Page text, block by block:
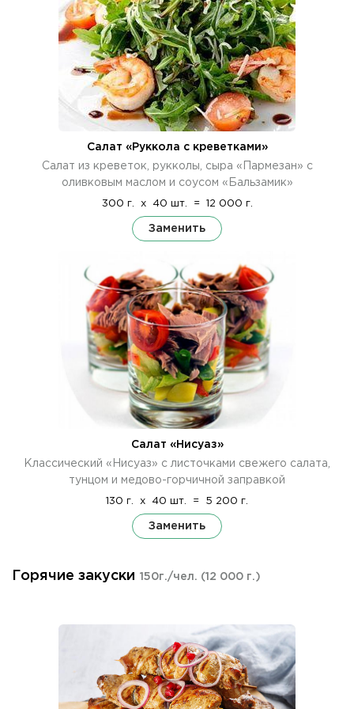
Салат «Руккола с креветками»
Салат из креветок, рукколы, сыра «Пармезан» с
оливковым маслом и соусом «Бальзамик»
300 г. x 40 шт. = 12 000 г.
Заменить
Салат «Нисуаз»
Классический «Нисуаз» с листочками свежего салата,
тунцом и медово-горчичной заправкой
130 г. x 40 шт. = 5 200 г.
Заменить
Горячие закуски 150г./чел. (12 000 г.)